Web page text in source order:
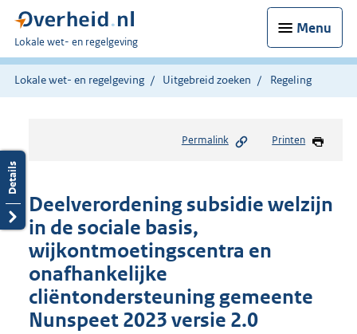
Menu
U
bent
hier:
Lokale wet- en regelgeving
Lokale wet- en regelgeving Uitgebreid zoeken Regeling
Permalink Printen
Deelverordening subsidie welzijn
in de sociale basis,
wijkontmoetingscentra en
onafhankelijke
cliëntondersteuning gemeente
Nunspeet 2023 versie 2.0